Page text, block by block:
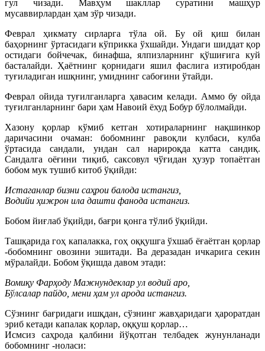
гул чизади. Мавҳум шакллар суратини машҳур
мусаввирлардан ҳам зўр чизади.
Феврал ҳикмату сирларга тўла ой. Бу ой қиш билан
баҳорнинг ўртасидаги кўприкка ўхшайди. Ундаги шиддат қор
остидаги бойчечак, бинафша, ялпизларнинг қўшиғига куй
басталайди. Ҳаётнинг қорнидаги яшил фаслига изтиробдан
туғиладиган ишқнинг, умиднинг сабоғини ўтайди.
Феврал ойида туғилганларга ҳавасим келади. Аммо бу ойда
туғилганларнинг бари ҳам Навоий ёхуд Бобур бўлолмайди.
Хазону қорлар кўмиб кетган хотираларнинг нақшинкор
даричасини очаман: бобомнинг равоқли кулбаси, кулба
ўртасида сандали, ундан сал нарироқда катта сандиқ.
Сандалга оёғини тиқиб, саксовул чўғидан ҳузур топаётган
бобом мук тушиб китоб ўқийди:
Истаганлар бизни саҳрои балода истангиз,
Водийи ҳижрон ила дашти фанода истангиз.
Бобом йиғлаб ўқийди, бағри қонга тўлиб ўқийди.
Ташқарида гоҳ капалакка, гоҳ оққушга ўхшаб ёғаётган қорлар
-бобомнинг овозини эшитади. Ва деразадан ичкарига секин
мўралайди. Бобом ўқишда давом этади:
Вомиқу Фарҳоду Мажнундеклар ул водий аро,
Бўлсалар пайдо, мени ҳам ул арода истангиз.
Сўзнинг бағридаги ишқдан, сўзнинг жавҳаридаги ҳароратдан
эриб кетади капалак қорлар, оққуш қорлар…
Исмсиз саҳрода қалбини йўқотган телбадек жунунланади
бобомнинг -ноласи: